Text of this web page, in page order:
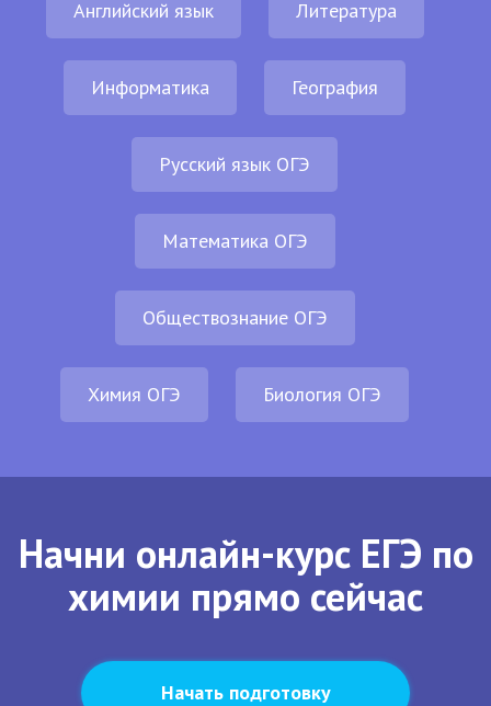
Английский язык Литература
Информатика География
Русский язык ОГЭ
Математика ОГЭ
Обществознание ОГЭ
Химия ОГЭ Биология ОГЭ
Начни онлайн-курс ЕГЭ по
химии прямо сейчас
Начать подготовку